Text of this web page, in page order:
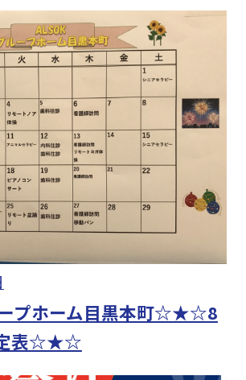
プホーム目黒本町☆★☆8
定表☆★☆